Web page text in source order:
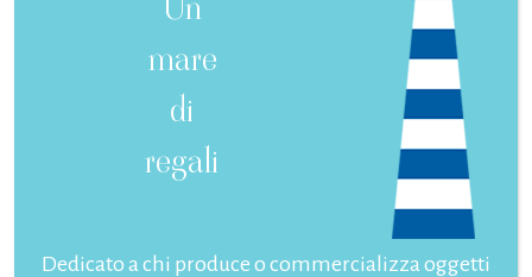
mare
di
regali
Dedicato a chi produce o commercializza oggetti